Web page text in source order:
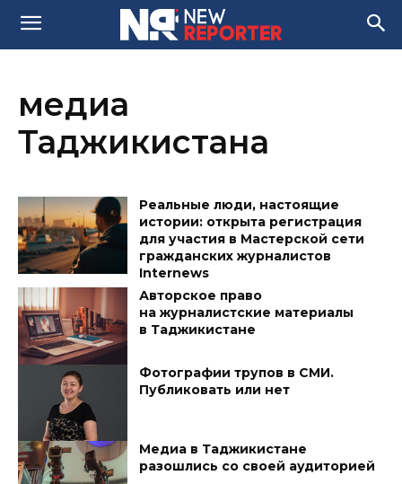
медиа
Таджикистана
Реальные люди, настоящие
истории: открыта регистрация
для участия в Мастерской сети
гражданских журналистов
Internews
Авторское право
на журналистские материалы
в Таджикистане
Фотографии трупов в СМИ.
Публиковать или нет
Медиа в Таджикистане
разошлись со своей аудиторией